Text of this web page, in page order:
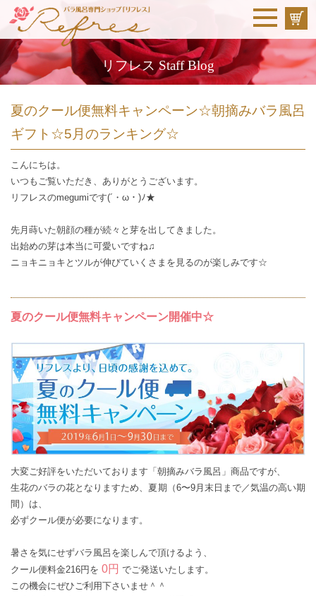
リフレス Staff Blog
夏のクール便無料キャンペーン☆朝摘みバラ風呂
ギフト☆5月のランキング☆
こんにちは。
いつもご覧いただき、ありがとうございます。
リフレスのmegumiです(´・ω・)ﾉ★
先月蒔いた朝顔の種が続々と芽を出してきました。
出始めの芽は本当に可愛いですね♫
ニョキニョキとツルが伸びていくさまを見るのが楽しみです☆
夏のクール便無料キャンペーン開催中☆
大変ご好評をいただいております「朝摘みバラ風呂」商品ですが、
生花のバラの花となりますため、夏期（6〜9月末日まで／気温の高い期
間）は、
必ずクール便が必要になります。
暑さを気にせずバラ風呂を楽しんで頂けるよう、
クール便料金216円を 0円 でご発送いたします。
この機会にぜひご利用下さいませ＾＾